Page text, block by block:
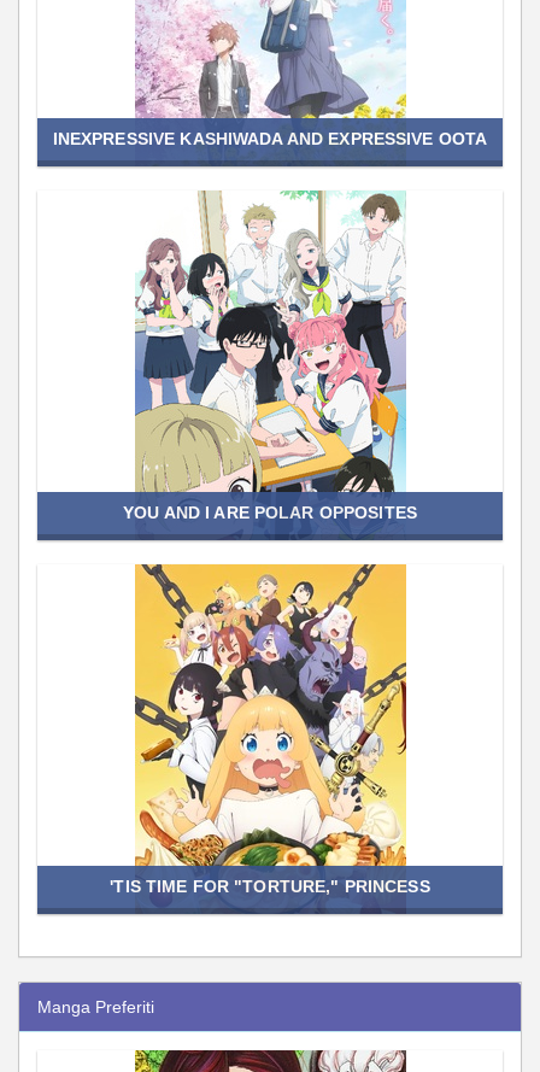
INEXPRESSIVE KASHIWADA AND EXPRESSIVE OOTA
YOU AND I ARE POLAR OPPOSITES
'TIS TIME FOR "TORTURE," PRINCESS
Manga Preferiti